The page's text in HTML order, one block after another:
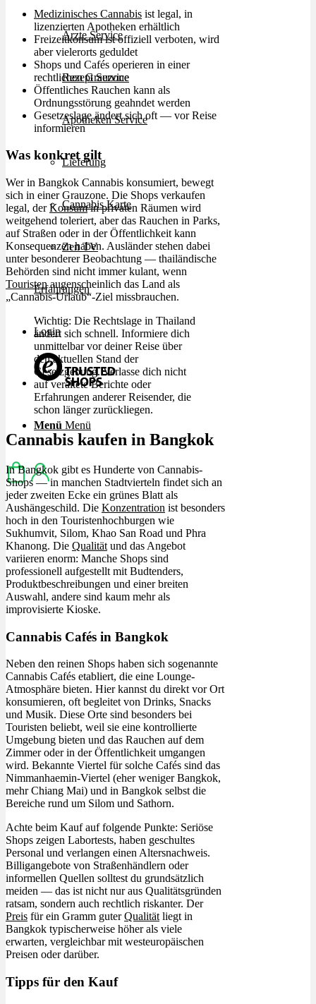
Ärzte Service
Rezept Service
Apotheken Service
Lieferung
Cannabis Karte
Zen TV
Erfahrungen
Login
Menü Menü
Medizinisches Cannabis ist legal, in
lizenzierten Apotheken erhältlich
Freizeitkonsum ist offiziell verboten, wird
aber vielerorts geduldet
Shops und Cafés operieren in einer
rechtlichen Grauzone
Öffentliches Rauchen kann als
Ordnungsstörung geahndet werden
Gesetzeslage ändert sich oft — vor Reise
informieren
Was konkret gilt
Wer in Bangkok Cannabis konsumiert, bewegt
sich in einer Grauzone. Die Shops verkaufen
legal, derKonsumin privaten Räumen wird
weitgehend toleriert, aber das Rauchen in Parks,
auf Straßen oder in der Öffentlichkeit kann
Konsequenzen haben. Ausländer stehen dabei
unter besonderer Beobachtung — thailändische
Behörden sind nicht immer kulant, wenn
Touristenaugenscheinlich das Land als
„Cannabis-Urlaub“-Ziel missbrauchen.
Wichtig: Die Rechtslage in Thailand
ändert sich schnell. Informiere dich
unmittelbar vor deiner Reise über
den aktuellen Stand der
Gesetzgebung. Verlasse dich nicht
auf veraltete Berichte oder
Erfahrungen anderer Reisender, die
schon länger zurückliegen.
Cannabis kaufen in Bangkok
In Bangkok gibt es Hunderte von Cannabis-
Shops — in manchen Stadtvierteln findet sich an
jeder zweiten Ecke ein grünes Blatt als
Aushängeschild. Die Konzentration ist besonders
hoch in den Touristenhochburgen wie
Sukhumvit, Silom, Khao San Road und Phra
Khanong. Die Qualität und das Angebot
variieren enorm: Manche Shops sind
professionell aufgestellt mit Budtenders,
Produktbeschreibungen und einer breiten
Auswahl, andere sind kaum mehr als
improvisierte Kioske.
Cannabis Cafés in Bangkok
Neben den reinen Shops haben sich sogenannte
Cannabis Cafés etabliert, die eine Lounge-
Atmosphäre bieten. Hier kannst du direkt vor Ort
konsumieren, oft begleitet von Drinks, Snacks
und Musik. Diese Orte sind besonders bei
Touristen beliebt, weil sie eine kontrollierte
Umgebung bieten und das Rauchen auf dem
Zimmer oder in der Öffentlichkeit umgangen
wird. Bekannte Viertel für solche Cafés sind das
Nimmanhaemin-Viertel (eher weniger Bangkok,
mehr Chiang Mai) und in Bangkok selbst die
Bereiche rund um Silom und Sathorn.
Achte beim Kauf auf folgende Punkte: Seriöse
Shops zeigen Labortests, haben geschultes
Personal und verlangen einen Altersnachweis.
Billigangebote von Straßenhändlern oder
informellen Quellen solltest du grundsätzlich
meiden — das ist nicht nur aus Qualitätsgründen
ratsam, sondern auch rechtlich riskanter. Der
Preis für ein Gramm guterQualitätliegt in
Bangkok typischerweise höher als viele
erwarten, vergleichbar mit westeuropäischen
Preisen oder darüber.
Tipps für den Kauf